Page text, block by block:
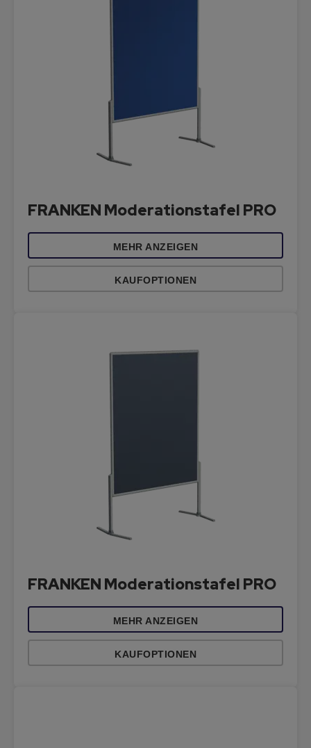
FRANKEN Moderationstafel PRO
MEHR ANZEIGEN
KAUFOPTIONEN
FRANKEN Moderationstafel PRO
MEHR ANZEIGEN
KAUFOPTIONEN